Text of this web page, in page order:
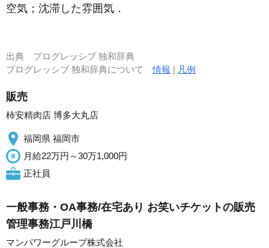
空気；沈滞した雰囲気．
出典 プログレッシブ 独和辞典
プログレッシブ 独和辞典について情報 | 凡例
販売
柿安精肉店 博多大丸店
福岡県 福岡市
月給22万円～30万1,000円
正社員
一般事務・OA事務/在宅あり お笑いチケットの販売
管理事務江戸川橋
マンパワーグループ株式会社